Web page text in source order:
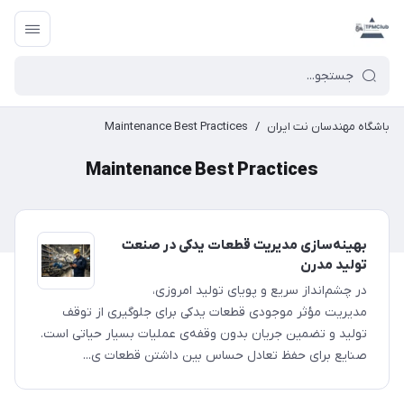
باشگاه مهندسان نت ایران /
Maintenance Best Practices
Maintenance Best Practices
بهینه‌سازی مدیریت قطعات یدکی در صنعت
تولید مدرن
در چشم‌انداز سریع و پویای تولید امروزی،
مدیریت مؤثر موجودی قطعات یدکی برای جلوگیری از توقف
تولید و تضمین جریان بدون وقفه‌ی عملیات بسیار حیاتی است.
صنایع برای حفظ تعادل حساس بین داشتن قطعات ی...